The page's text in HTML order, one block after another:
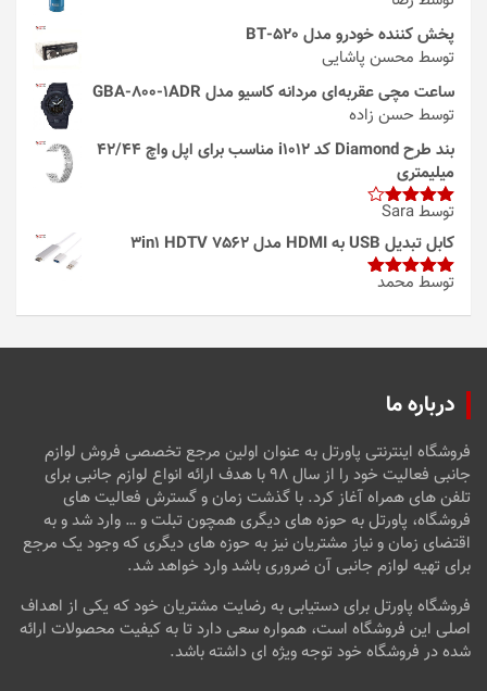
پخش کننده خودرو مدل 520-BT
توسط محسن پاشایی
ساعت مچی عقربه‌ای مردانه کاسیو مدل GBA-800-1ADR
توسط حسن زاده
بند طرح Diamond کد i1012 مناسب برای اپل واچ 42/44
میلیمتری
امتیاز4
از 5
توسط Sara
کابل تبدیل USB به HDMI مدل 3in1 HDTV 7562
امتیاز5از
توسط محمد
درباره ما
فروشگاه اینترنتی پاورتل به عنوان اولین مرجع تخصصی فروش لوازم
جانبی فعالیت خود را از سال ۹۸ با هدف ارائه انواع لوازم جانبی برای
تلفن های همراه آغاز کرد. با گذشت زمان و گسترش فعالیت های
فروشگاه، پاورتل به حوزه های دیگری همچون تبلت و … وارد شد و به
اقتضای زمان و نیاز مشتریان نیز به حوزه های دیگری که وجود یک مرجع
برای تهیه لوازم جانبی آن ضروری باشد وارد خواهد شد.
فروشگاه پاورتل برای دستیابی به رضایت مشتریان خود که یکی از اهداف
اصلی این فروشگاه است، همواره سعی دارد تا به کیفیت محصولات ارائه
شده در فروشگاه خود توجه ویژه ای داشته باشد.